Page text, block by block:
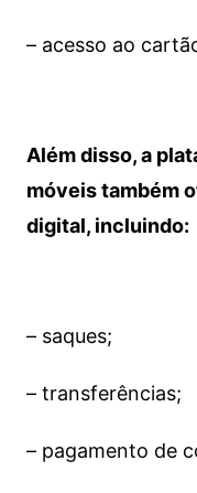
– acesso ao
Além disso, a
móveis também
digital, incluindo:
– saques;
– transferências;
– pagamento de